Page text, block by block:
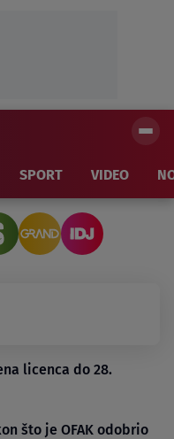
SPORT VIDEO
licenca do 28.
što je OFAK odobrio